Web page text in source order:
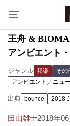
王舟 &
アンビエント
ジャンル 邦楽 その
アンビエント／ニュ
出典 bounce 2018
田山雄士2018年